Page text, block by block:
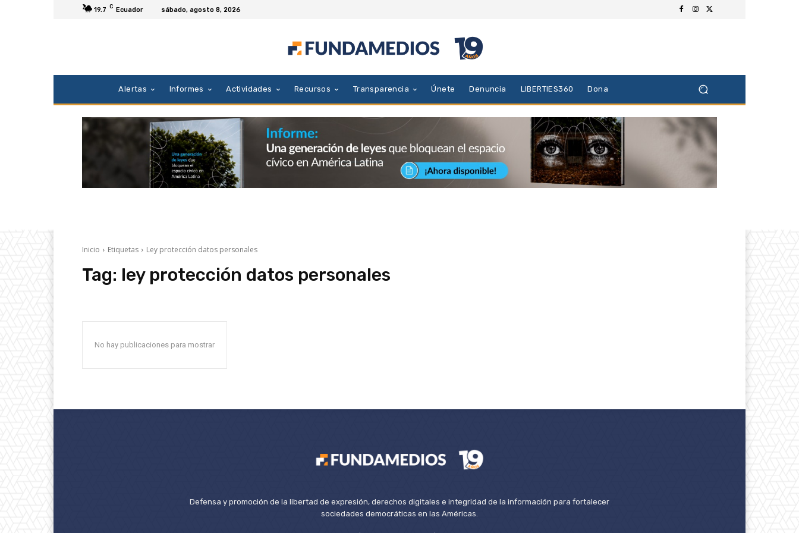
19.7 C Ecuador sábado, agosto 8, 2026
Alertas Informes Actividades Recursos Transparencia Únete Denuncia LIBERTIES360 Dona
Inicio Etiquetas Ley protección datos personales
Tag: ley protección datos personales
No hay publicaciones para mostrar
Defensa y promoción de la libertad de expresión, derechos digitales e integridad de la información para fortalecer
sociedades democráticas en las Américas.